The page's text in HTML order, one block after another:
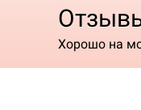
Хорошо на